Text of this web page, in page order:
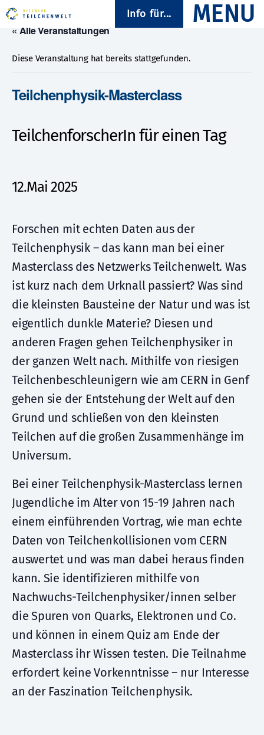
Info für...
« Alle Veranstaltungen
Diese Veranstaltung hat bereits stattgefunden.
Teilchenphysik-Masterclass
TeilchenforscherIn für einen Tag
12.Mai 2025
Forschen mit echten Daten aus der
Teilchenphysik – das kann man bei einer
Masterclass des Netzwerks Teilchenwelt. Was
ist kurz nach dem Urknall passiert? Was sind
die kleinsten Bausteine der Natur und was ist
eigentlich dunkle Materie? Diesen und
anderen Fragen gehen Teilchenphysiker in
der ganzen Welt nach. Mithilfe von riesigen
Teilchenbeschleunigern wie am CERN in Genf
gehen sie der Entstehung der Welt auf den
Grund und schließen von den kleinsten
Teilchen auf die großen Zusammenhänge im
Universum.
Bei einer Teilchenphysik-Masterclass lernen
Jugendliche im Alter von 15-19 Jahren nach
einem einführenden Vortrag, wie man echte
Daten von Teilchenkollisionen vom CERN
auswertet und was man dabei heraus finden
kann. Sie identifizieren mithilfe von
Nachwuchs-Teilchenphysiker/innen selber
die Spuren von Quarks, Elektronen und Co.
und können in einem Quiz am Ende der
Masterclass ihr Wissen testen. Die Teilnahme
erfordert keine Vorkenntnisse – nur Interesse
an der Faszination Teilchenphysik.